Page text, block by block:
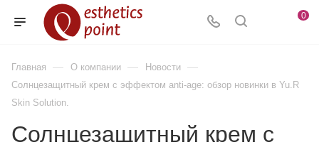
0
Главная — О компании — Новости —
Солнцезащитный крем с эффектом anti-age: обзор новинки в Yu.R
Skin Solution.
Солнцезащитный крем с